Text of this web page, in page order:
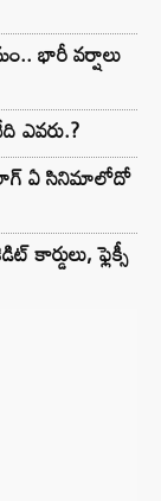
భారీ వర్షాలు
ఎవరు.?
ఏ సినిమాలోదో
కార్డులు, ఫ్లెక్సీ